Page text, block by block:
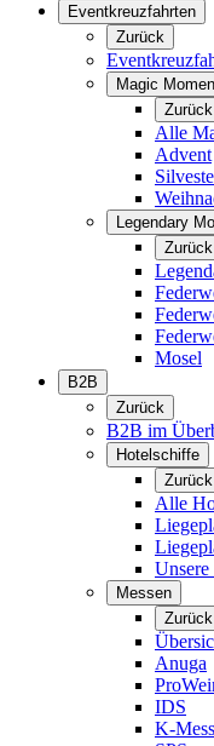
Eventkreuzfahrten
Zurück
Magic
Zurück
Alle
Advent
Legendary
Zurück
Mosel
B2B
Zurück
B2B im
Hotelschiffe
Zurück
Alle
Messen
Zurück
Anuga
IDS
K-